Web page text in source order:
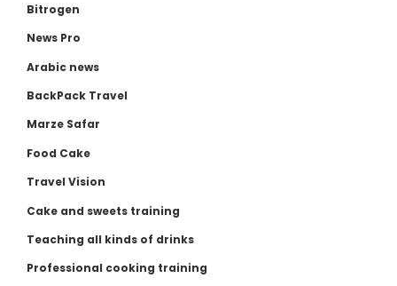
Bitrogen
News Pro
Arabic news
BackPack Travel
Marze Safar
Food Cake
Travel Vision
Cake and sweets training
Teaching all kinds of drinks
Professional cooking training